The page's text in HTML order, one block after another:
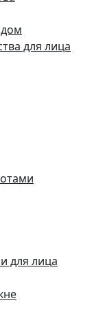
для лица
для лица